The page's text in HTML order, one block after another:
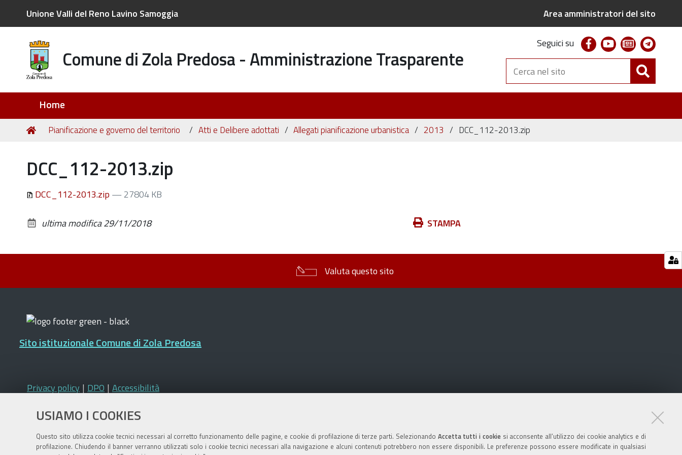
USIAMO I COOKIES
Questo sito utilizza cookie tecnici necessari al corretto funzionamento delle pagine, e cookie di profilazione di terze parti. Selezionando Accetta tutti i cookiesi acconsente all’utilizzo dei cookie analytics e di
profilazione. Chiudendo il banner verranno utilizzati solo i cookie tecnici necessari alla navigazione e alcuni contenuti potrebbero non essere disponibili. Le preferenze possono essere modificate in qualsiasi
Unione Valli del Reno Lavino Samoggia Area amministratori del sito
Comune di Zola Predosa - Amministrazione Trasparente
Seguici su facebookyoutubenewsletter
Cerca
nel
sito
Home
Tu
Home
Pianificazione e governo del territorio Atti e Delibere adottati Allegati pianificazione urbanistica 2013 DCC_112-2013.zip
DCC_112-2013.zip
DCC_112-2013.zip — 27804 KB
Azioni STAMPA
ultima modifica29/11/2018
Valuta questo sito
Sito istituzionale Comune di Zola Predosa
Privacy policy | DPO | Accessibilità